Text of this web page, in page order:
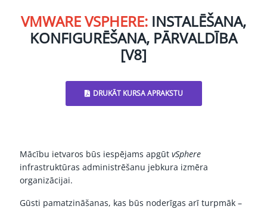
VMWARE VSPHERE: INSTALĒŠANA,
KONFIGURĒŠANA, PĀRVALDĪBA
[V8]
DRUKĀT KURSA APRAKSTU
Mācību ietvaros būs iespējams apgūt vSphere
infrastruktūras administrēšanu jebkura izmēra
organizācijai.
Gūsti pamatzināšanas, kas būs noderīgas arī turpmāk –